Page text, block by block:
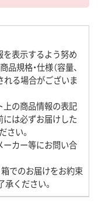
を表示するよう努め
規格・仕様（容量、
れる場合がございま
上の商品情報の表記
には必ずお届けした
さい。
ーカー等にお問い合
箱でのお届けをお約束
ください。